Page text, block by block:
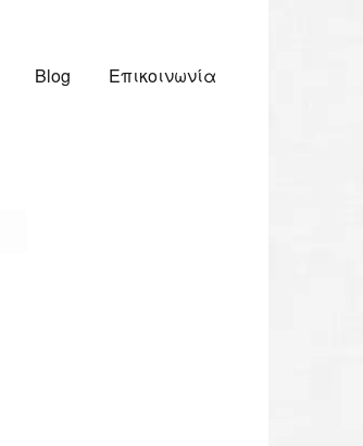
Blog Επικοινωνία